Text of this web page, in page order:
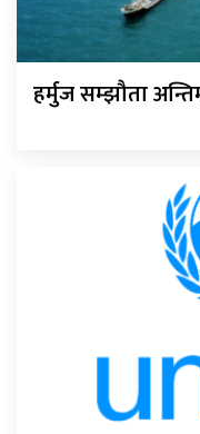
हर्मुज सम्झौता